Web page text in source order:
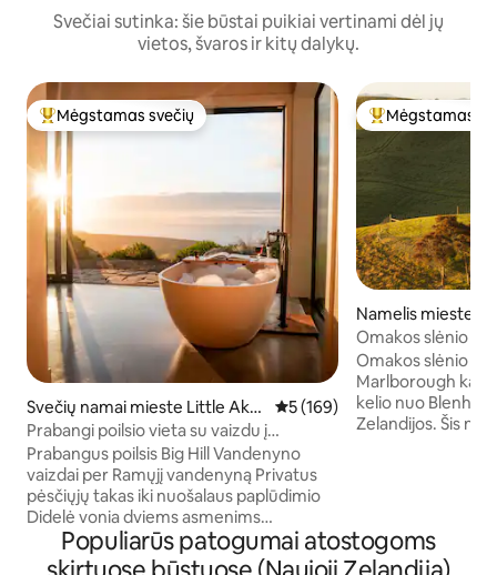
Svečiai sutinka: šie būstai puikiai vertinami dėl jų
vietos, švaros ir kitų dalykų.
Svečių mėgstamiausias
Mėgstamas svečių
Svečių namai mieste Little Akal
oa
Vidutinis įvertinimas: 5 iš 5,
5 (169)
Prabangi poilsio vieta su vaizdu į
vandenyną | Privatus paplūdimys
Prabangus poilsis Big Hill Vandenyno
vaizdai per Ramųjį vandenyną Privatus
pėsčiųjų takas iki nuošalaus paplūdimio
Didelė vonia dviems asmenims
Romantiška poilsio vieta tik
suaugusiesiems 90 min. kelio nuo
Svečių
Mėgstamas
Namelis mieste
y
Omakos slėnio
Omakos slėnio
Marlborough
kelio nuo
Zelandijos. Šis namelis siūlo jums nuošalią
pasaulinės klasės
Populiarūs patogumai atostogoms